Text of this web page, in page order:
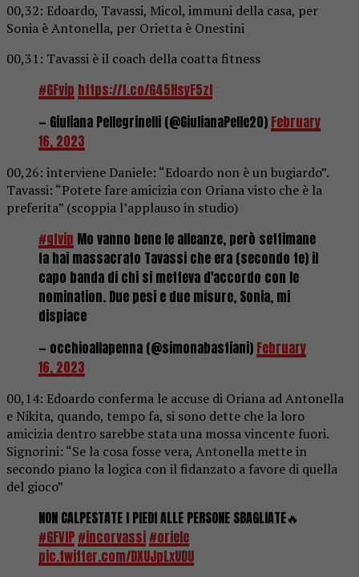
00,32: Edoardo, Tavassi, Micol, immuni della casa, per
Sonia è Antonella, per Orietta è Onestini
00,31: Tavassi è il coach della coatta fitness
#GFvip https://t.co/G45HsyF5zl
— Giuliana Pellegrinelli (@GiulianaPelle20) February
16, 2023
00,26: interviene Daniele: “Edoardo non è un bugiardo”.
Tavassi: “Potete fare amicizia con Oriana visto che è la
preferita” (scoppia l’applauso in studio)
#gfvip Mo vanno bene le alleanze, però settimane
fa hai massacrato Tavassi che era (secondo te) il
capo banda di chi si metteva d'accordo con le
nomination. Due pesi e due misure, Sonia, mi
dispiace
— occhioallapenna (@simonabastiani) February
16, 2023
00,14: Edoardo conferma le accuse di Oriana ad Antonella
e Nikita, quando, tempo fa, si sono dette che la loro
amicizia dentro sarebbe stata una mossa vincente fuori.
Signorini: “Se la cosa fosse vera, Antonella mette in
secondo piano la logica con il fidanzato a favore di quella
del gioco”
NON CALPESTATE I PIEDI ALLE PERSONE SBAGLIATE🔥
#GFVIP #incorvassi #oriele
pic.twitter.com/DXUJpLxUDU